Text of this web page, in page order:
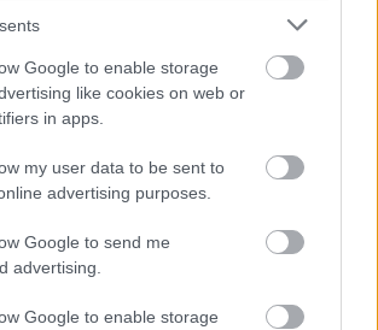
Google to enable storage
like cookies on web or
in apps.
my user data to be sent to
advertising purposes.
Google to send me
advertising.
Google to enable storage
MEGÚJULT ERZSÉBET LIGETI
GYŐRBEN – CSALÁDI
ÜNNEPLIK A FELÚJÍTÁST
KRESZ-kvíz, ingyenes kerékpár- és e-
a családokat augusztus 8-án.
Szólj hozzá!